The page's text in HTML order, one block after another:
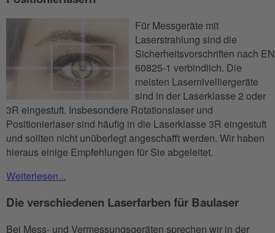
Für Messgeräte mit
Laserstrahlung sind die
Sicherheitsvorschriften nach EN
60825-1 verbindlich. Die
meisten Lasernivelliergeräte
sind in der Laserklasse 2 oder
3R eingestuft. Insbesondere Rotationslaser und
Positionierlaser sind häufig in die Laserklasse 3R eingestuft
und sollten nicht unüberlegt angeschafft werden. Wir haben
hieraus einige Empfehlungen für Sie abgeleitet.
Weiterlesen...
Die verschiedenen Laserfarben für Baulaser
Bei Mess- und Vermessungsgeräten sprechen wir in der